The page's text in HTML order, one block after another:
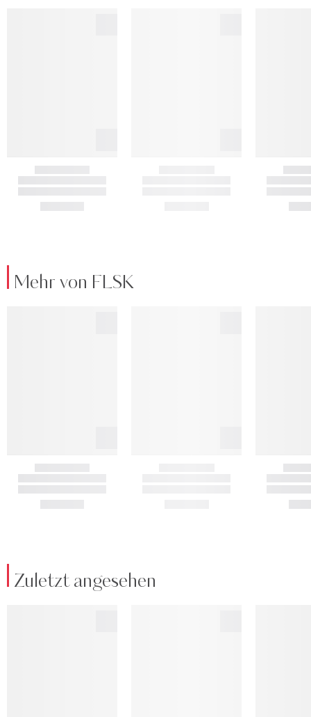
Mehr von FLSK
Zuletzt angesehen